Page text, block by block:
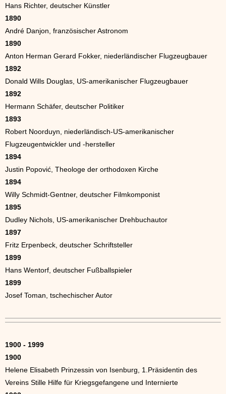
Hans Richter, deutscher Künstler
1890
André Danjon, französischer Astronom
1890
Anton Herman Gerard Fokker, niederländischer Flugzeugbauer
1892
Donald Wills Douglas, US-amerikanischer Flugzeugbauer
1892
Hermann Schäfer, deutscher Politiker
1893
Robert Noorduyn, niederländisch-US-amerikanischer
Flugzeugentwickler und -hersteller
1894
Justin Popović, Theologe der orthodoxen Kirche
1894
Willy Schmidt-Gentner, deutscher Filmkomponist
1895
Dudley Nichols, US-amerikanischer Drehbuchautor
1897
Fritz Erpenbeck, deutscher Schriftsteller
1899
Hans Wentorf, deutscher Fußballspieler
1899
Josef Toman, tschechischer Autor
1900 - 1999
1900
Helene Elisabeth Prinzessin von Isenburg, 1.Präsidentin des
Vereins Stille Hilfe für Kriegsgefangene und Internierte